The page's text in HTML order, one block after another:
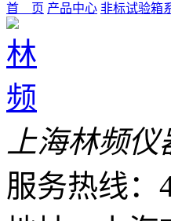
首 页 产品中心 非标试验箱
上海林频仪
服务热线：